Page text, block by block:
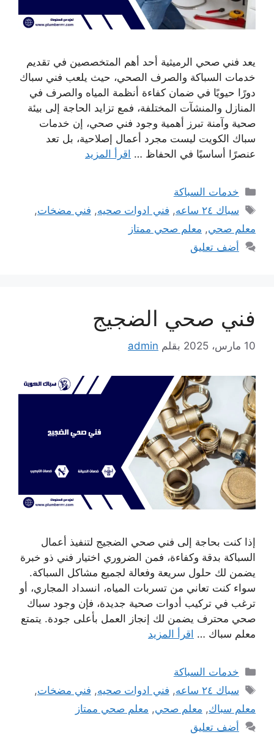
يعد فني صحي الرميثية أحد أهم المتخصصين في تقديم
خدمات السباكة والصرف الصحي، حيث يلعب فني سباك
دورًا حيويًا في ضمان كفاءة أنظمة المياه والصرف في
المنازل والمنشآت المختلفة، فمع تزايد الحاجة إلى بيئة
صحية وآمنة تبرز أهمية وجود فني صحي، إن خدمات
سباك الكويت ليست مجرد أعمال إصلاحية، بل تعد
عنصرًا أساسيًا في الحفاظ … اقرأ المزيد
التصنيفات
خدمات السباكة
الوسوم
سباك ٢٤ ساعه , فني ادوات صحيه, فني مضخات,
معلم صحي, معلم صحي ممتاز
أضف تعليق
فني صحي الضجيج
10 مارس، 2025 بقلم admin
إذا كنت بحاجة إلى فني صحي الضجيج لتنفيذ أعمال
السباكة بدقة وكفاءة، فمن الضروري اختيار فني ذو خبرة
يضمن لك حلول سريعة وفعالة لجميع مشاكل السباكة.
سواء كنت تعاني من تسربات المياه، انسداد المجاري، أو
ترغب في تركيب أدوات صحية جديدة، فإن وجود سباك
صحي محترف يضمن لك إنجاز العمل بأعلى جودة. يتمتع
معلم سباك … اقرأ المزيد
التصنيفات
خدمات السباكة
الوسوم
سباك ٢٤ ساعه , فني ادوات صحيه, فني مضخات,
معلم سباك, معلم صحي, معلم صحي ممتاز
أضف تعليق